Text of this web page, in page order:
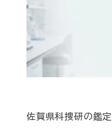
佐賀県科捜研の鑑